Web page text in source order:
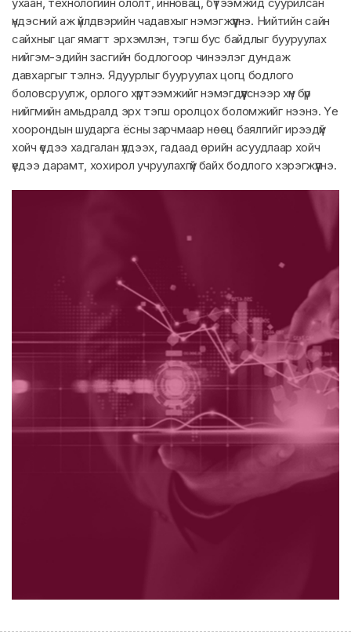
үндэсний аж үйлдвэрийн чадавхыг нэмэгжүүлнэ. Нийтийн сайн
сайхныг цаг ямагт эрхэмлэн, тэгш бус байдлыг бууруулах
нийгэм-эдийн засгийн бодлогоор чинээлэг дундаж
давхаргыг тэлнэ. Ядуурлыг бууруулах цогц бодлого
боловсруулж, орлого хүртээмжийг нэмэгдүүлснээр хүн бүр
нийгмийн амьдралд эрх тэгш оролцох боломжийг нээнэ. Үе
хоорондын шударга ёсны зарчмаар нөөц баялгийг ирээдүй
хойч үедээ хадгалан үлдээх, гадаад өрийн асуудлаар хойч
үедээ дарамт, хохирол учруулахгүй байх бодлого хэрэгжүүлнэ.